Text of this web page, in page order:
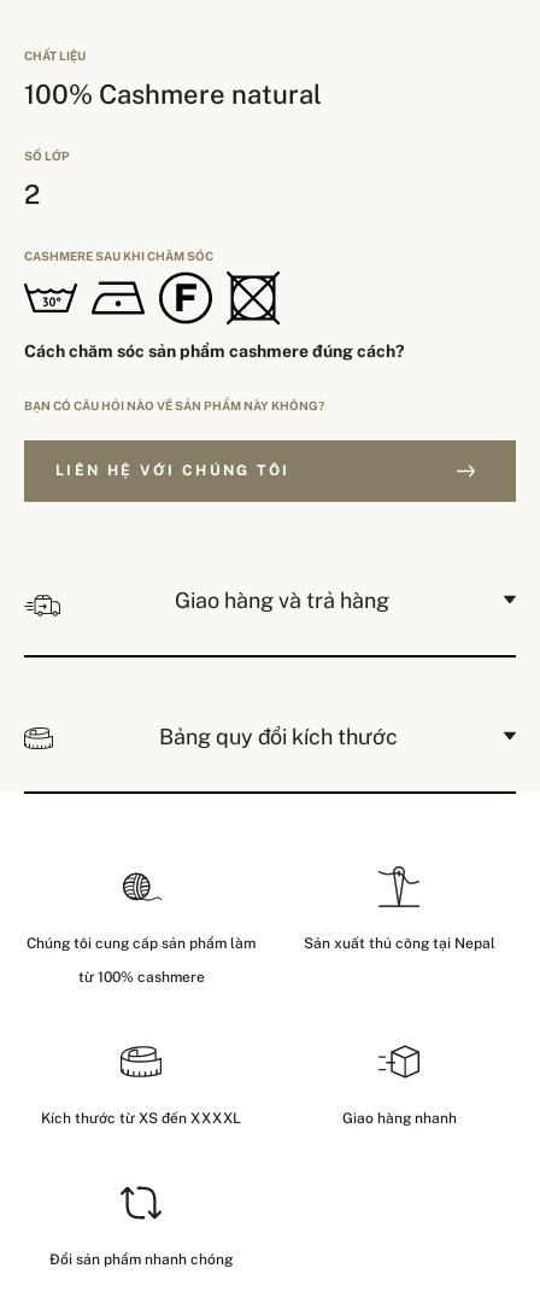
CHẤT LIỆU
100% Cashmere natural
SỐ LỚP
2
CASHMERE SAU KHI CHĂM SÓC
Cách chăm sóc sản phẩm cashmere đúng cách?
BẠN CÓ CÂU HỎI NÀO VỀ SẢN PHẨM NÀY KHÔNG?
LIÊN HỆ VỚI CHÚNG TÔI
Giao hàng và trả hàng
Bảng quy đổi kích thước
Chúng tôi cung cấp sản phẩm làm
từ 100% cashmere
Sản xuất thủ công tại Nepal
Kích thước từ XS đến XXXXL Giao hàng nhanh
Đổi sản phẩm nhanh chóng